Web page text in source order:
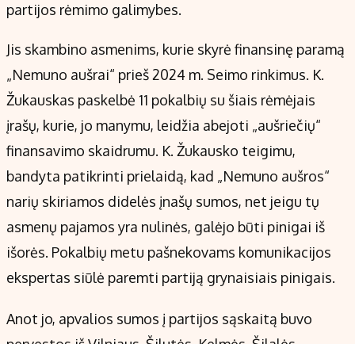
partijos rėmimo galimybes.
Jis skambino asmenims, kurie skyrė finansinę paramą
„Nemuno aušrai“ prieš 2024 m. Seimo rinkimus. K.
Žukauskas paskelbė 11 pokalbių su šiais rėmėjais
įrašų, kurie, jo manymu, leidžia abejoti „aušriečių“
finansavimo skaidrumu. K. Žukausko teigimu,
bandyta patikrinti prielaidą, kad „Nemuno aušros“
narių skiriamos didelės įnašų sumos, net jeigu tų
asmenų pajamos yra nulinės, galėjo būti pinigai iš
išorės. Pokalbių metu pašnekovams komunikacijos
ekspertas siūlė paremti partiją grynaisiais pinigais.
Anot jo, apvalios sumos į partijos sąskaitą buvo